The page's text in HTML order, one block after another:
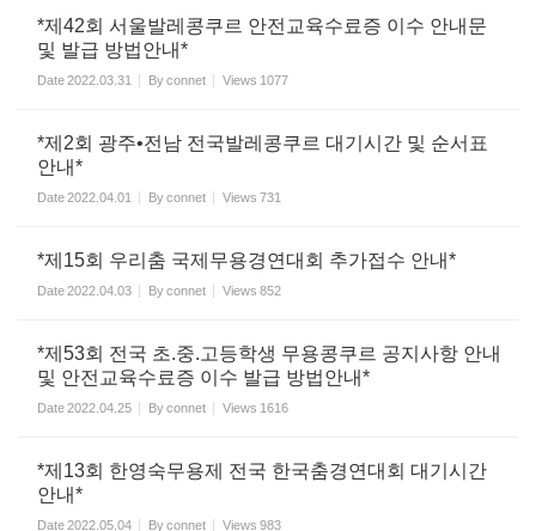
*제42회 서울발레콩쿠르 안전교육수료증 이수 안내문
및 발급 방법안내*
Date2022.03.31 Byconnet Views 1077
*제2회 광주•전남 전국발레콩쿠르 대기시간 및 순서표
안내*
Date2022.04.01 Byconnet Views 731
*제15회 우리춤 국제무용경연대회 추가접수 안내*
Date2022.04.03 Byconnet Views 852
*제53회 전국 초.중.고등학생 무용콩쿠르 공지사항 안내
및 안전교육수료증 이수 발급 방법안내*
Date2022.04.25 Byconnet Views 1616
*제13회 한영숙무용제 전국 한국춤경연대회 대기시간
안내*
Date2022.05.04 Byconnet Views 983